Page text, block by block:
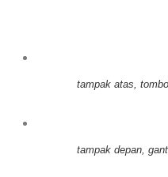
tampak atas,
tampak depan,